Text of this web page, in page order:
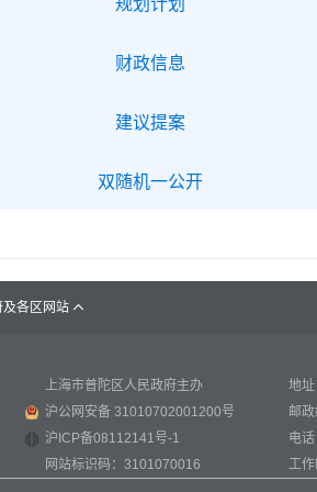
规划计划
财政信息
建议提案
双随机一公开
各区网站 
上海市普陀区人民政府主办
地
沪公网安备 31010702001200号
邮
沪ICP备08112141号-1
电
网站标识码：3101070016
工